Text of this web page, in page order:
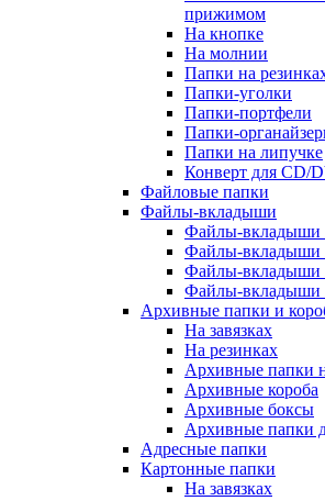
прижимом
На кнопке
На молнии
Папки на
Папки-уголки
Папки-портфели
Папки-
Папки на липучке
Конверт для CD/
Файловые папки
Файлы-вкладыши
Файлы-вкладыши
Файлы-вкладыши
Файлы-
Файлы-вкладыши
Архивные папки и
На завязках
На резинках
Архивные папки
Архивные короба
Архивные боксы
Архивные папки
Адресные папки
Картонные папки
На завязках